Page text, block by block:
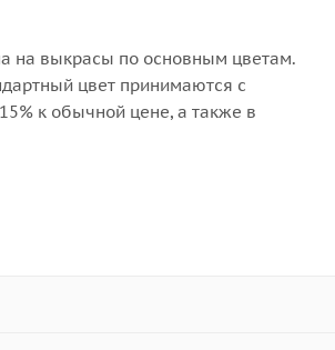
на выкрасы по основным цветам.
цвет принимаются с
к обычной цене, а также в
паз» (под кляймер).